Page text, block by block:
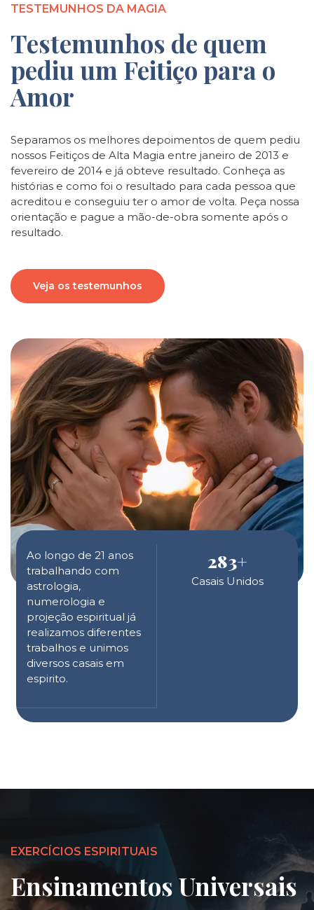
Ao longo de 21 anos
trabalhando com
astrologia,
numerologia e
projeção espiritual já
realizamos diferentes
trabalhos e unimos
diversos casais em
espirito.
283+
Casais Unidos
TESTEMUNHOS DA MAGIA
Testemunhos de quem
pediu um Feitiço para o
Amor
Separamos os melhores depoimentos de quem pediu
nossos Feitiços de Alta Magia entre janeiro de 2013 e
fevereiro de 2014 e já obteve resultado. Conheça as
histórias e como foi o resultado para cada pessoa que
acreditou e conseguiu ter o amor de volta. Peça nossa
orientação e pague a mão-de-obra somente após o
resultado.
Veja os testemunhos
EXERCÍCIOS ESPIRITUAIS
Ensinamentos Universais